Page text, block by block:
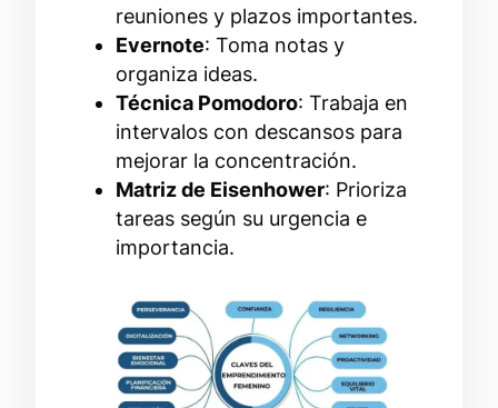
reuniones y plazos importantes.
Evernote: Toma notas y
organiza ideas.
Técnica Pomodoro: Trabaja en
intervalos con descansos para
mejorar la concentración.
Matriz de Eisenhower: Prioriza
tareas según su urgencia e
importancia.